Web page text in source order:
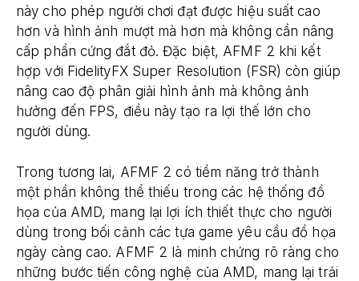
này cho phép người chơi đạt được hiệu suất cao
hơn và hình ảnh mượt mà hơn mà không cần nâng
cấp phần cứng đắt đỏ. Đặc biệt, AFMF 2 khi kết
hợp với FidelityFX Super Resolution (FSR) còn giúp
nâng cao độ phân giải hình ảnh mà không ảnh
hưởng đến FPS, điều này tạo ra lợi thế lớn cho
người dùng.
Trong tương lai, AFMF 2 có tiềm năng trở thành
một phần không thể thiếu trong các hệ thống đồ
họa của AMD, mang lại lợi ích thiết thực cho người
dùng trong bối cảnh các tựa game yêu cầu đồ họa
ngày càng cao. AFMF 2 là minh chứng rõ ràng cho
những bước tiến công nghệ của AMD, mang lại trải